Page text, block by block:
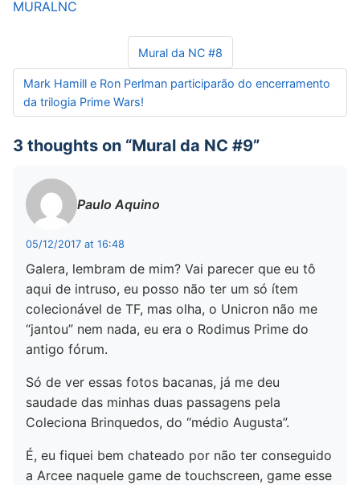
MURALNC
Navegação de PostMural da NC #8
Mark Hamill e Ron Perlman participarão do encerramento
da trilogia Prime Wars!
3 thoughts on “Mural da NC #9”
Paulo Aquino
05/12/2017 at 16:48
Galera, lembram de mim? Vai parecer que eu tô
aqui de intruso, eu posso não ter um só ítem
colecionável de TF, mas olha, o Unicron não me
“jantou” nem nada, eu era o Rodimus Prime do
antigo fórum.
Só de ver essas fotos bacanas, já me deu
saudade das minhas duas passagens pela
Coleciona Brinquedos, do “médio Augusta”.
É, eu fiquei bem chateado por não ter conseguido
a Arcee naquele game de touchscreen, game esse